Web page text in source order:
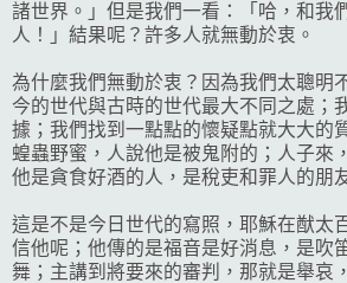
諸世界。」但是我們一看：「哈，和我
人！」結果呢？許多人就無動於衷。
為什麼我們無動於衷？因為我們太聰明
今的世代與古時的世代最大不同之處；
據；我們找到一點點的懷疑點就大大的
蝗蟲野蜜，人說他是被鬼附的；人子來
他是貪食好酒的人，是稅吏和罪人的朋
這是不是今日世代的寫照，耶穌在猷太
信他呢；他傳的是福音是好消息，是吹
舞；主講到將要來的審判，那就是舉哀